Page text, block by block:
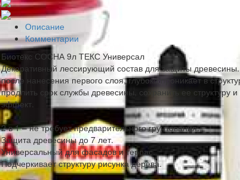
Описание
Комментарии
Биотекс СОСНА 9л ТЕКС Универсал
Декоративный лессирующий состав для защиты
после нанесения первого слоя, глубоко проникает в
продлить срок службы древесины, сохранить ее структуру
эффект.
2 в 1 – не требует предварительного грунтования.
Защита древесины до 7 лет.
Универсальный для фасадов и террас.
Подчеркивает структуру рисунка дерева.